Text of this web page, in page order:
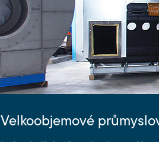
Velkoobjemové